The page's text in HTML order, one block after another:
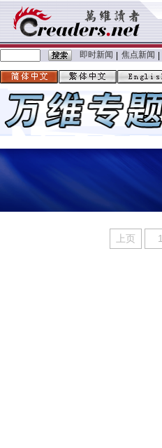
即时新闻 焦点新闻
上页 1